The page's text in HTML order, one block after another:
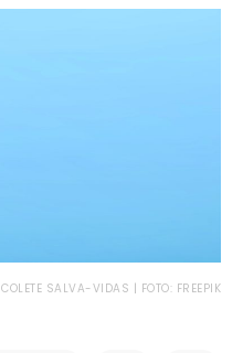
COLETE SALVA-VIDAS | FOTO: FREEPIK